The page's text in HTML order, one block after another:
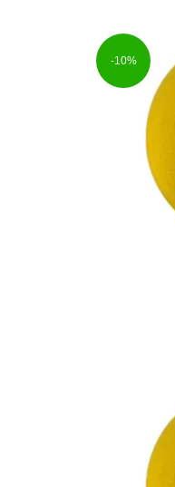
-10%